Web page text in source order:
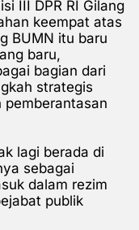
III DPR RI Gilang
keempat atas
BUMN itu baru
baru,
bagian dari
strategis
lagi berada di
sebagai
dalam rezim
publik